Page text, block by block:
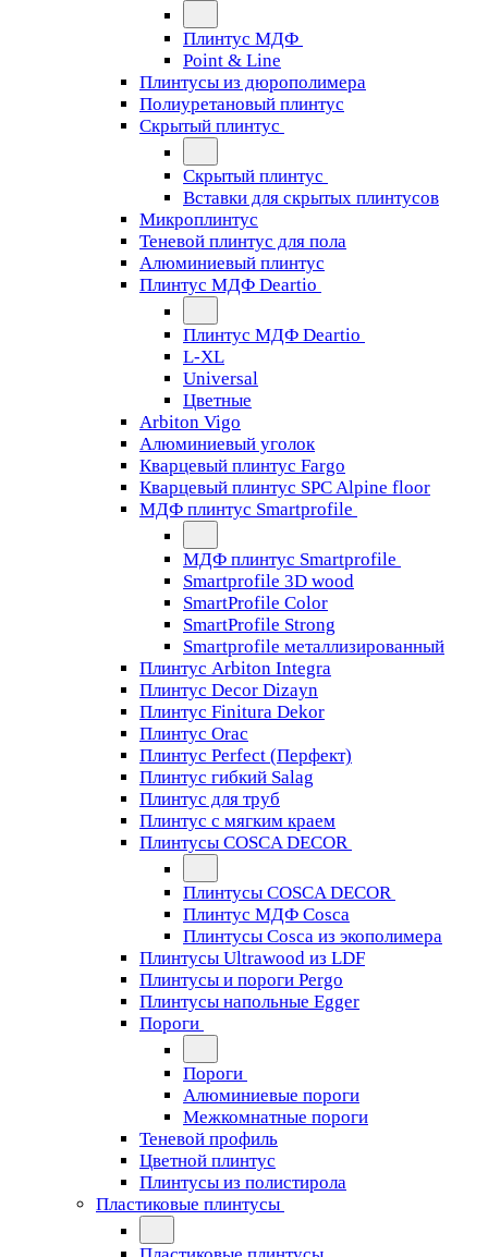
Плинтус МДФ
Point & Line
Плинтусы из дюрополимера
Полиуретановый плинтус
Скрытый плинтус
Скрытый плинтус
Вставки для скрытых плинтусов
Микроплинтус
Теневой плинтус для пола
Алюминиевый плинтус
Плинтус МДФ Deartio
Плинтус МДФ Deartio
L-XL
Universal
Цветные
Arbiton Vigo
Алюминиевый уголок
Кварцевый плинтус Fargo
Кварцевый плинтус SPC Alpine floor
МДФ плинтус Smartprofile
МДФ плинтус Smartprofile
Smartprofile 3D wood
SmartProfile Color
SmartProfile Strong
Smartprofile металлизированный
Плинтус Arbiton Integra
Плинтус Decor Dizayn
Плинтус Finitura Dekor
Плинтус Orac
Плинтус Perfect (Перфект)
Плинтус гибкий Salag
Плинтус для труб
Плинтус с мягким краем
Плинтусы COSCA DECOR
Плинтусы COSCA DECOR
Плинтус МДФ Cosca
Плинтусы Cosca из экополимера
Плинтусы Ultrawood из LDF
Плинтусы и пороги Pergo
Плинтусы напольные Egger
Пороги
Пороги
Алюминиевые пороги
Межкомнатные пороги
Теневой профиль
Цветной плинтус
Плинтусы из полистирола
Пластиковые плинтусы